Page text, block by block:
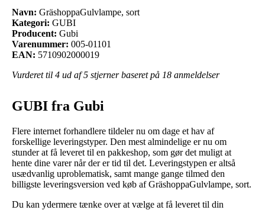
Navn: GräshoppaGulvlampe, sort
Kategori: GUBI
Producent: Gubi
Varenummer: 005-01101
EAN: 5710902000019
Vurderet til 4 ud af 5 stjerner baseret på 18 anmeldelser
GUBI fra Gubi
Flere internet forhandlere tildeler nu om dage et hav af
forskellige leveringstyper. Den mest almindelige er nu om
stunder at få leveret til en pakkeshop, som gør det muligt at
hente dine varer når der er tid til det. Leveringstypen er altså
usædvanlig uproblematisk, samt mange gange tilmed den
billigste leveringsversion ved køb af GräshoppaGulvlampe, sort.
Du kan ydermere tænke over at vælge at få leveret til din